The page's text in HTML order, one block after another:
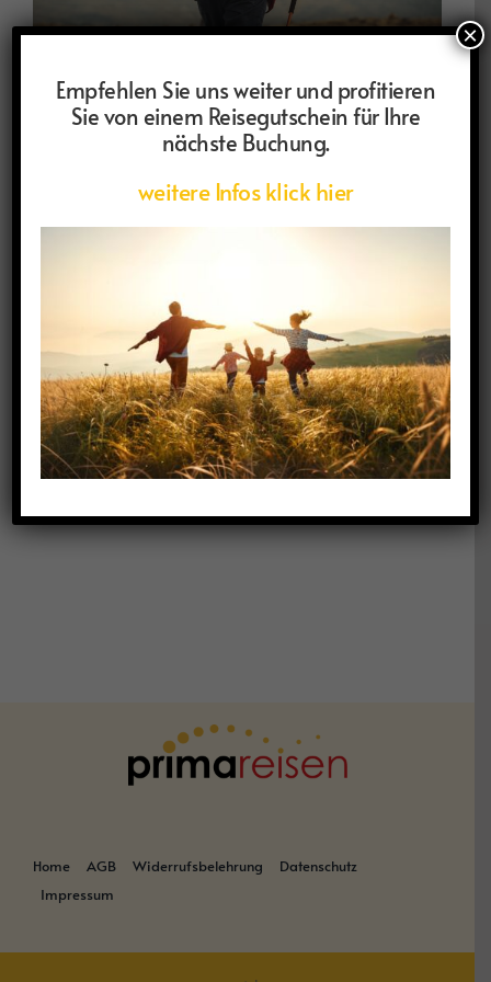
Reiseinspirationen: Wandern,
Jeder Tritt erzählt eine Geschichte, jede Kurve birgt ein
neues Bild. Rucksack packen, Stiefel schnüren. Die
Natur wartet still und doch eindrucksvoll.
Aktuell,HP-Paxlounge wandern,trecking,wasser
Weiterlesen
Home AGB Widerrufsbelehrung
Datenschutz
Impressum
Empfehlen Sie uns weiter und profitieren
Sie von einem Reisegutschein für Ihre
nächste Buchung.
weitere Infos klick hier
×